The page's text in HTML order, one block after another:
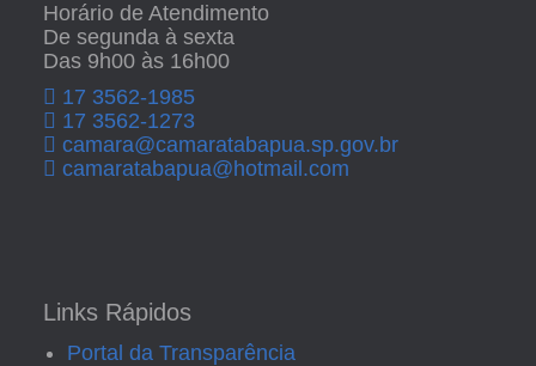
Horário de Atendimento
De segunda à sexta
Das 9h00 às 16h00
17 3562-1985
17 3562-1273
camara@camaratabapua.sp.gov.br
camaratabapua@hotmail.com
Links Rápidos
Portal da Transparência